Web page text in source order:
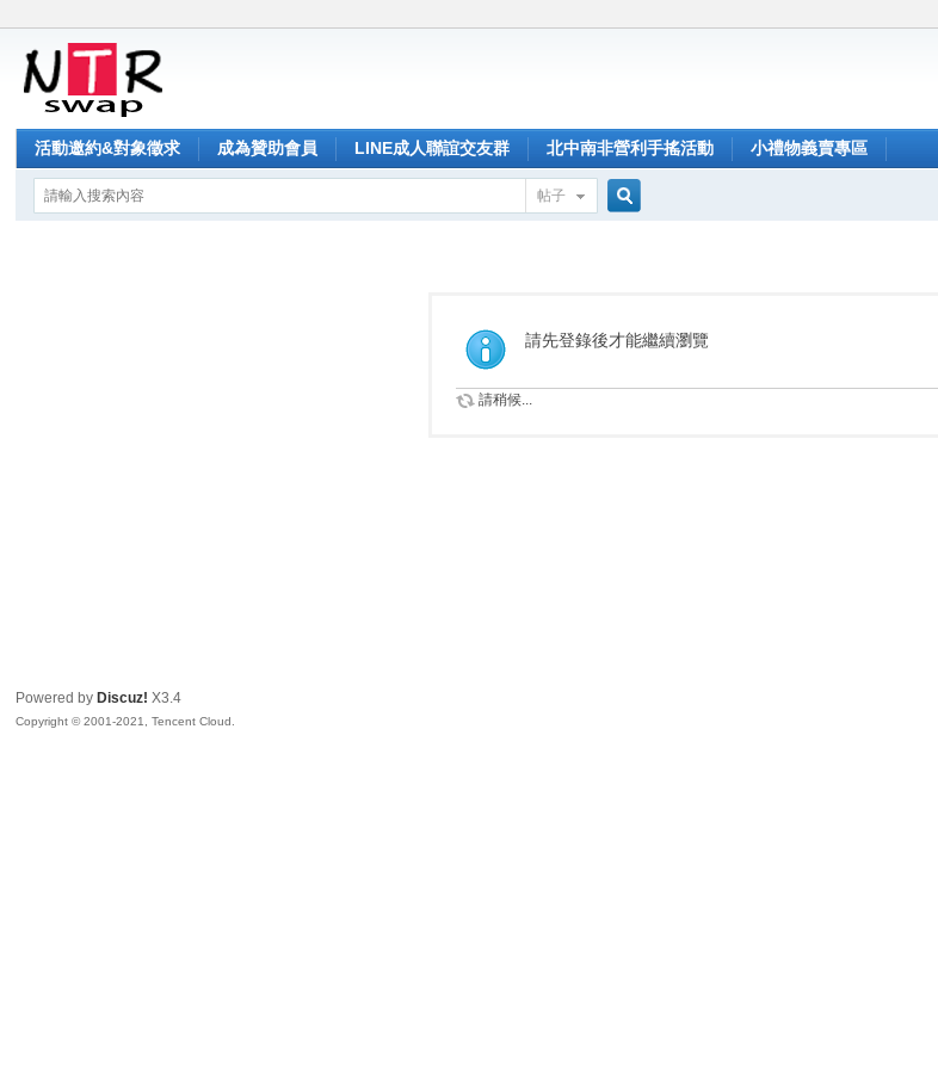
活動邀約&對象徵求 成為贊助會員 LINE成人聯誼交友群 北中南非營利手搖活動 小禮物義賣專區
帖子
索
請先登錄後才能繼續瀏覽
請稍候...
Powered by Discuz! X3.4
Copyright © 2001-2021, Tencent Cloud.